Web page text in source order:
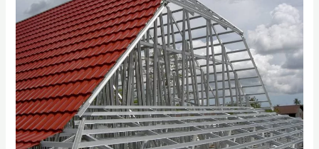
Galvalum
Pasuruan
Garansi
5
Tahun